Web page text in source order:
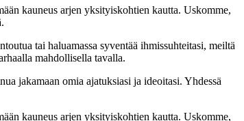
kauneus arjen yksityiskohtien kautta. Uskomme,
tai haluamassa syventää ihmissuhteitasi, meiltä
mahdollisella tavalla.
jakamaan omia ajatuksiasi ja ideoitasi. Yhdessä
kauneus arjen yksityiskohtien kautta. Uskomme,